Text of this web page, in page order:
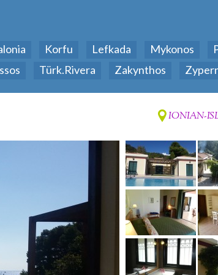
Korfu Lefkada Mykonos
Türk.Rivera Zakynthos
IONIAN-